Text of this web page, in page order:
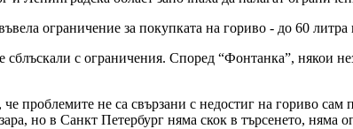
ограничение за покупката на гориво - до 60 литра
с ограничения. Според “Фонтанка”, някои
проблемите не са свързани с недостиг на гориво
но в Санкт Петербург няма скок в търсенето,